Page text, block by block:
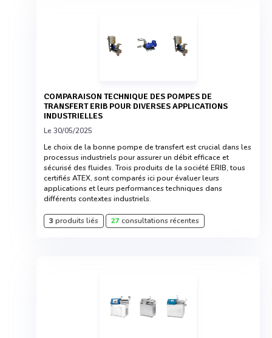
COMPARAISON TECHNIQUE DES POMPES DE
TRANSFERT ERIB POUR DIVERSES APPLICATIONS
INDUSTRIELLES
Le 30/05/2025
Le choix de la bonne pompe de transfert est crucial dans les
processus industriels pour assurer un débit efficace et
sécurisé des fluides. Trois produits de la société ERIB, tous
certifiés ATEX, sont comparés ici pour évaluer leurs
applications et leurs performances techniques dans
différents contextes industriels.
3 produits liés 27consultations récentes